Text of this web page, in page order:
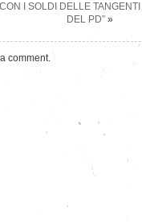
I SOLDI DELLE
DEL PD” »
comment.